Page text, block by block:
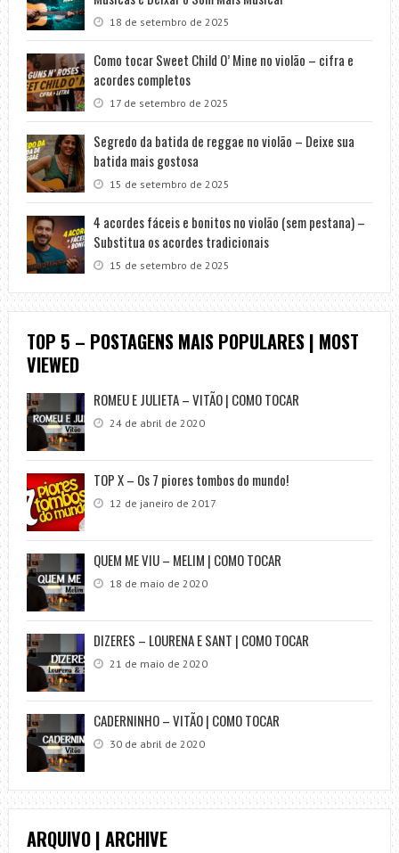
18 de setembro de 2025
Como tocar Sweet Child O’ Mine no violão – cifra e
acordes completos
17 de setembro de 2025
Segredo da batida de reggae no violão – Deixe sua
batida mais gostosa
15 de setembro de 2025
4 acordes fáceis e bonitos no violão (sem pestana) –
Substitua os acordes tradicionais
15 de setembro de 2025
TOP 5 – POSTAGENS MAIS POPULARES | MOST
VIEWED
ROMEU E JULIETA – VITÃO | COMO TOCAR
24 de abril de 2020
TOP X – Os 7 piores tombos do mundo!
12 de janeiro de 2017
QUEM ME VIU – MELIM | COMO TOCAR
18 de maio de 2020
DIZERES – LOURENA E SANT | COMO TOCAR
21 de maio de 2020
CADERNINHO – VITÃO | COMO TOCAR
30 de abril de 2020
ARQUIVO | ARCHIVE